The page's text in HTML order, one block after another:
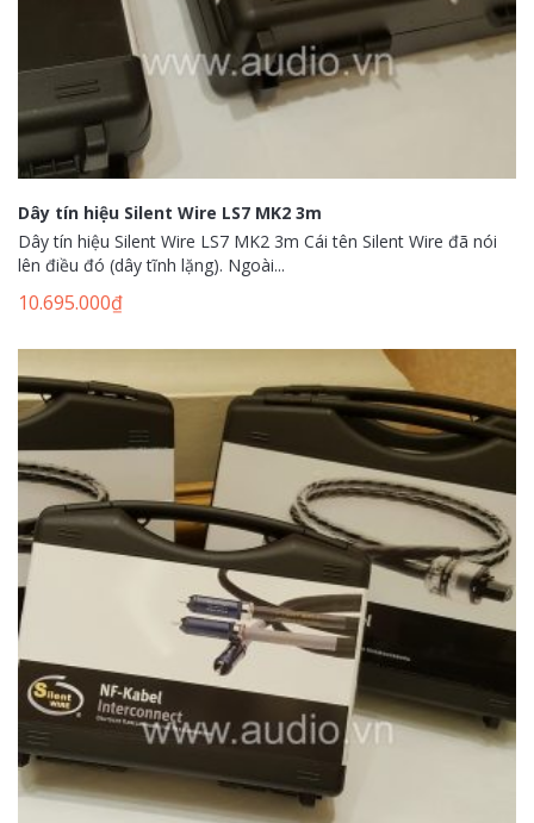
Dây tín hiệu Silent Wire LS7 MK2 3m
Dây tín hiệu Silent Wire LS7 MK2 3m Cái tên Silent Wire đã nói
lên điều đó (dây tĩnh lặng). Ngoài...
10.695.000₫